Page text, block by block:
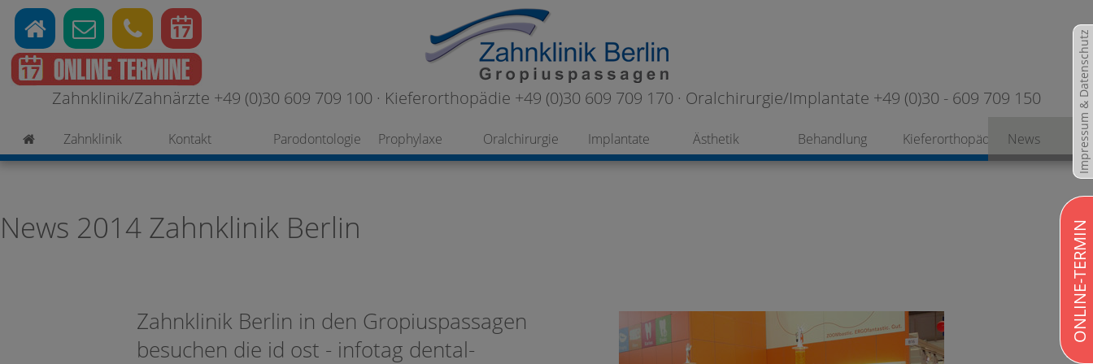
Impressum & Datenschutz
ONLINE-TERMIN
Zahnklinik/Zahnärzte +49 (0)30 609 709 100 · Kieferorthopädie +49 (0)30 609 709 170 · Oralchirurgie/Implantate +49 (0)30 - 609 709 150
Zahnklinik Kontakt Parodontologie Prophylaxe Oralchirurgie Implantate Ästhetik Behandlung Kieferorthopädie News
News 2014 Zahnklinik Berlin
Zahnklinik Berlin in den Gropiuspassagen
besuchen die id ost - infotag dental-